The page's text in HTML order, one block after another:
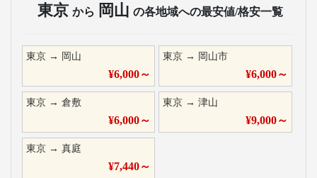
東京 から 岡山 の各地域への最安値/格安一覧
東京 → 岡山
¥6,000～
東京 → 岡山市
¥6,000～
東京 → 倉敷
¥6,000～
東京 →津山
¥9,000～
東京 → 真庭
¥7,440～